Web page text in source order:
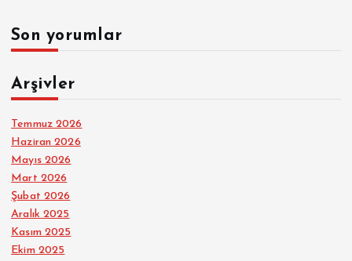
Son yorumlar
Arşivler
Temmuz 2026
Haziran 2026
Mayıs 2026
Mart 2026
Şubat 2026
Aralık 2025
Kasım 2025
Ekim 2025